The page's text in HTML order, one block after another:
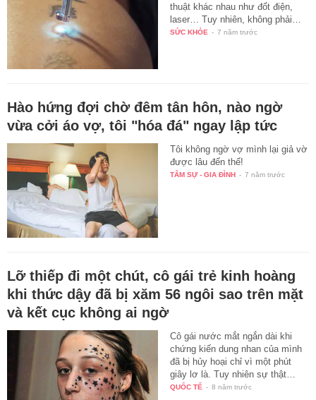
thuật khác nhau như đốt điện,
laser… Tuy nhiên, không phải…
SỨC KHỎE - 7 năm trước
Hào hứng đợi chờ đêm tân hôn, nào ngờ
vừa cởi áo vợ, tôi "hóa đá" ngay lập tức
Tôi không ngờ vợ mình lại giả vờ
được lâu đến thế!
TÂM SỰ - GIA ĐÌNH - 7 năm trước
Lỡ thiếp đi một chút, cô gái trẻ kinh hoàng
khi thức dậy đã bị xăm 56 ngôi sao trên mặt
và kết cục không ai ngờ
Cô gái nước mắt ngắn dài khi
chứng kiến dung nhan của mình
đã bị hủy hoại chỉ vì một phút
giây lơ là. Tuy nhiên sự thật…
QUỐC TẾ - 8 năm trước